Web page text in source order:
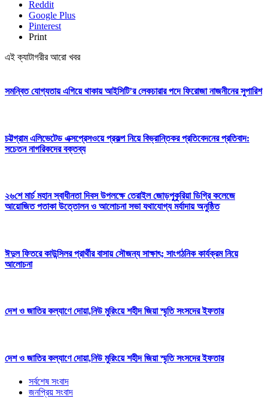
Reddit
Google Plus
Pinterest
Print
এই ক্যাটাগরীর আরো খবর
সমন্বিত যোগ্যতায় এগিয়ে থাকায় আইসিটি’র লেকচারার পদে ফিরোজা নাজনীনের সুপারিশ
চট্টগ্রাম এলিভেটেড এক্সপ্রেসওয়ে প্রকল্প নিয়ে বিভ্রান্তিকর প্রতিবেদনের প্রতিবাদ:
সচেতন নাগরিকদের বক্তব্য
২৬শে মার্চ মহান স্বাধীনতা দিবস উপলক্ষে তেরাইল জোড়পুকুরিয়া ডিগ্রি কলেজে
আয়োজিত পতাকা উত্তোলন ও আলোচনা সভা যথাযোগ্য মর্যাদায় অনুষ্ঠিত
ঈদুল ফিতরে কাউন্সিলর প্রার্থীর বাসায় সৌজন্য সাক্ষাৎ; সাংগঠনিক কার্যক্রম নিয়ে
আলোচনা
দেশ ও জাতির কল্যাণে দোয়া,নিউ মুরিংয়ে শহীদ জিয়া স্মৃতি সংসদের ইফতার
দেশ ও জাতির কল্যাণে দোয়া,নিউ মুরিংয়ে শহীদ জিয়া স্মৃতি সংসদের ইফতার
সর্বশেষ সংবাদ
জনপ্রিয় সংবাদ